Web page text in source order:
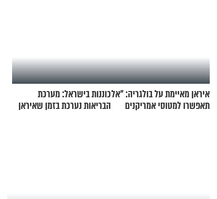
איראן מאיימת על בולגריה: "אל
תאפשרו למטוסי אמריקנים
כוננות בישראל: מערכת
הבריאות נערכת בזמן שאיראן